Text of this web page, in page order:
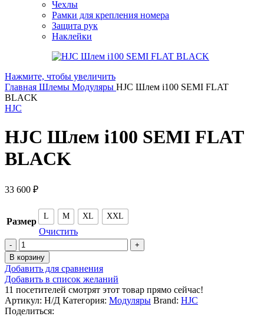
Чехлы
Рамки для крепления номера
Защита рук
Наклейки
Нажмите, чтобы увеличить
Главная Шлемы Модуляры HJC Шлем i100 SEMI FLAT
BLACK
HJC
HJC Шлем i100 SEMI FLAT
BLACK
33 600 ₽
Размер L M XL XXL
Очистить
Количество
товара
HJC
Шлем
i100
SEMI
FLAT
BLACK
В корзину
Добавить для сравнения
Добавить в список желаний
11 посетителей смотрят этот товар прямо сейчас!
Артикул: Н/Д Категория: Модуляры Brand: HJC
Поделиться: